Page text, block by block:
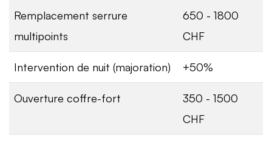
Remplacement serrure
multipoints
650 - 1800
CHF
Intervention de nuit (majoration) +50%
Ouverture coffre-fort
350 - 1500
CHF